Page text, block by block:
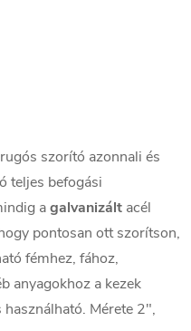
rugós szorító azonnali és
teljes befogási
agalvanizált acél
pontosan ott szorítson,
fémhez, fához,
anyagokhoz a kezek
Mérete 2",